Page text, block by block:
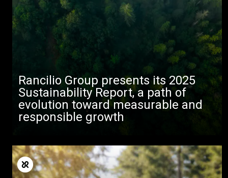
Rancilio Group presents its 2025
Sustainability Report, a path of
evolution toward measurable and
responsible growth
Produits
Nouvelles
Télécharger
Plus de